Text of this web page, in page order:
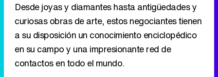
Desde joyas y diamantes hasta antigüedades y
curiosas obras de arte, estos negociantes tienen
a su disposición un conocimiento enciclopédico
en su campo y una impresionante red de
contactos en todo el mundo.